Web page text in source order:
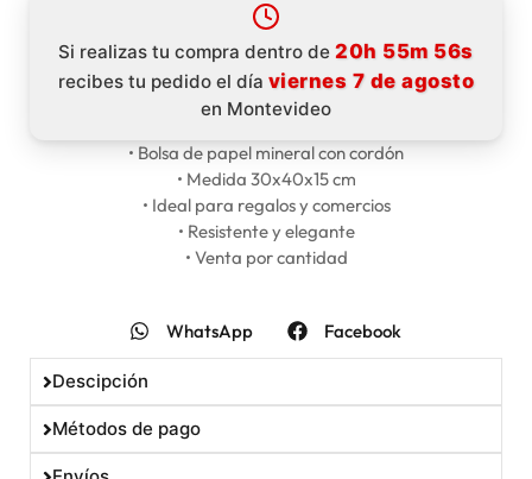
Si realizas tu compra dentro de20h 55m 56s
recibes tu pedido el día viernes 7 de agosto
en Montevideo
• Bolsa de papel mineral con cordón
• Medida 30x40x15 cm
• Ideal para regalos y comercios
• Resistente y elegante
• Venta por cantidad
WhatsApp Facebook
Descipción
Métodos de pago